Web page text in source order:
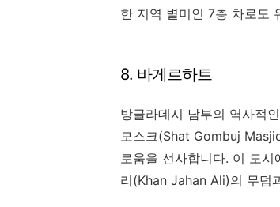
한 지역 별미인 7층 차로도
8. 바게르하트
방글라데시 남부의 역사적
모스크(Shat Gombuj
로움을 선사합니다. 이 도
리(Khan Jahan Ali)의 무덤